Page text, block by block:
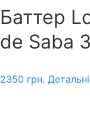
Баттер
de Saba
2350 грн.